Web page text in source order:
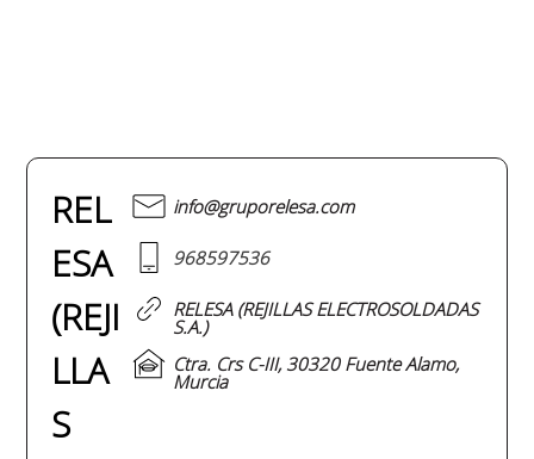
REL
ESA
(REJI
LLA
S
info@gruporelesa.com
968597536
RELESA (REJILLAS ELECTROSOLDADAS
S.A.)
Ctra. Crs C-III, 30320 Fuente Alamo,
Murcia